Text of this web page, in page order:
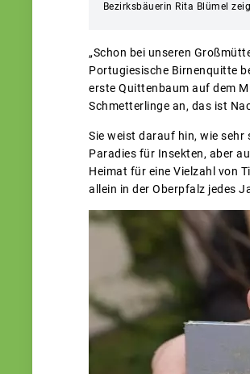
Bezirksbäuerin Rita Blümel
„Schon bei unseren
Portugiesische Birnenquitte
erste Quittenbaum auf dem
Schmetterlinge an, das ist
Sie weist darauf hin, wie
Paradies für Insekten, aber
Heimat für eine Vielzahl von
allein in der Oberpfalz jedes